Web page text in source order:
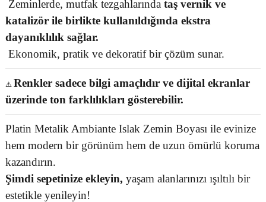
Zeminlerde, mutfak tezgahlarında taş vernik ve
katalizör ile birlikte kullanıldığında ekstra
dayanıklılık sağlar.
Ekonomik, pratik ve dekoratif bir çözüm sunar.
⚠️ Renkler sadece bilgi amaçlıdır ve dijital ekranlar
üzerinde ton farklılıkları gösterebilir.
Platin Metalik Ambiante Islak Zemin Boyası ile evinize
hem modern bir görünüm hem de uzun ömürlü koruma
kazandırın.
Şimdi sepetinize ekleyin, yaşam alanlarınızı ışıltılı bir
estetikle yenileyin!